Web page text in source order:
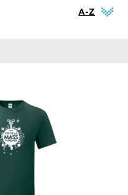
A-Z